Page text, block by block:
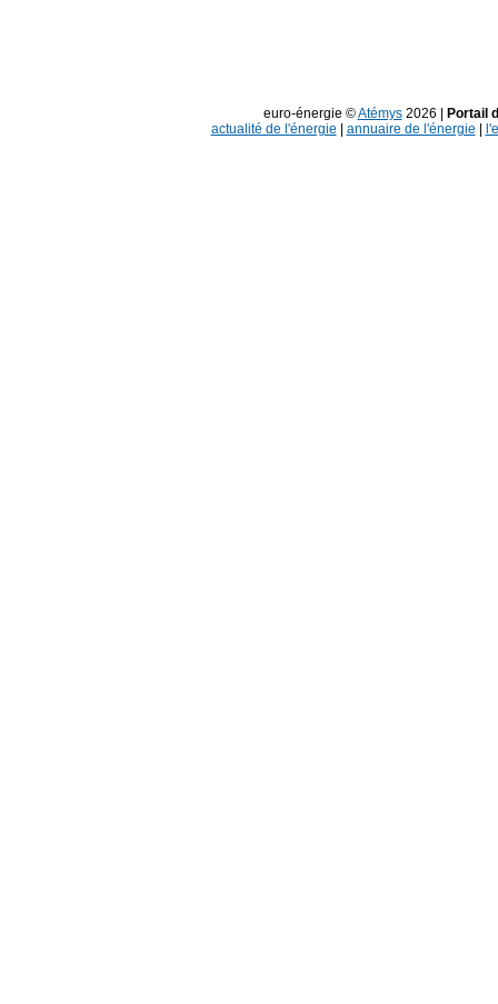
euro-énergie ©Atémys2026 |
Portail
actualité de l'énergie
annuaire de l'énergie